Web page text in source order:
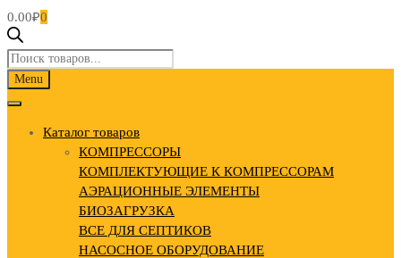
0.00₽0
Поиск
товаров
Skip
Menu
Каталог товаров
КОМПРЕССОРЫ
КОМПЛЕКТУЮЩИЕ К КОМПРЕССОРАМ
АЭРАЦИОННЫЕ ЭЛЕМЕНТЫ
БИОЗАГРУЗКА
ВСЕ ДЛЯ СЕПТИКОВ
НАСОСНОЕ ОБОРУДОВАНИЕ